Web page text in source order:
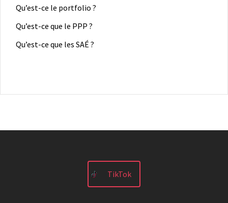
Qu’est-ce le portfolio ?
Qu’est-ce que le PPP ?
Qu’est-ce que les SAÉ ?
TikTok